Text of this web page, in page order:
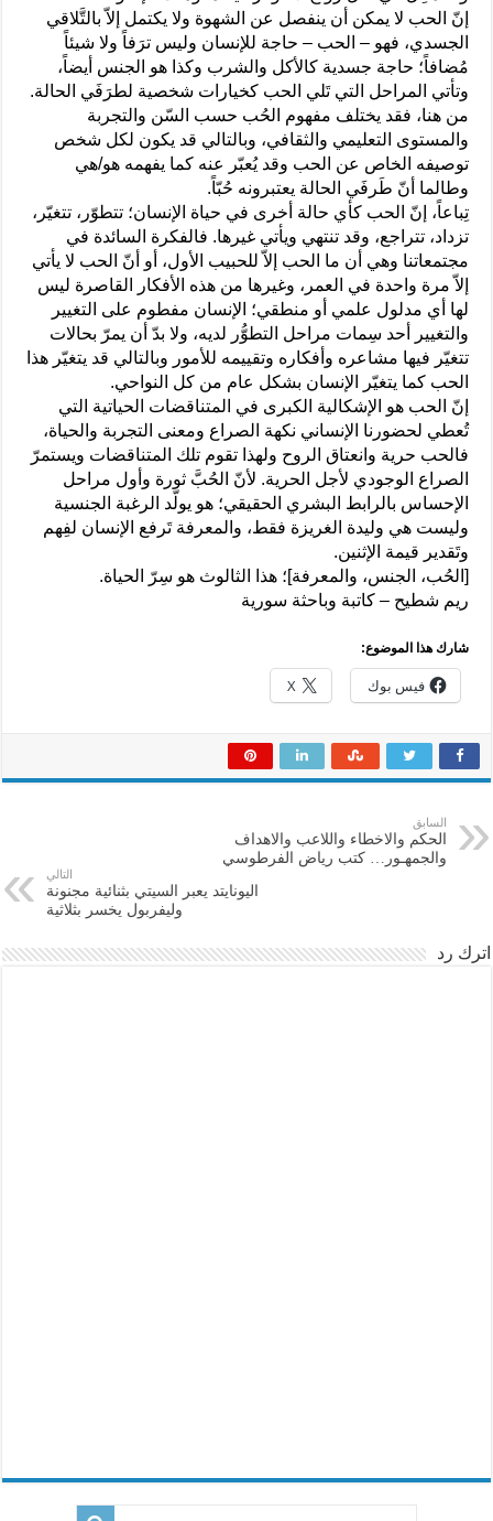
إنّ الحب لا يمكن أن ينفصل عن الشهوة ولا يكتمل إلاّ بالتَّلاقي
الجسدي، فهو – الحب – حاجة للإنسان وليس ترَفاً ولا شيئاً
مُضافاً؛ حاجة جسدية كالأكل والشرب وكذا هو الجنس أيضاً،
وتأتي المراحل التي تَلي الحب كخيارات شخصية لطرَفَي الحالة.
من هنا، فقد يختلف مفهوم الحُب حسب السّن والتجربة
والمستوى التعليمي والثقافي، وبالتالي قد يكون لكل شخص
توصيفه الخاص عن الحب وقد يُعبّر عنه كما يفهمه هو/هي
وطالما أنّ طَرفَي الحالة يعتبرونه حُبّاً.
تِباعاً، إنّ الحب كأي حالة أخرى في حياة الإنسان؛ تتطوّر، تتغيّر،
تزداد، تتراجع، وقد تنتهي ويأتي غيرها. فالفكرة السائدة في
مجتمعاتنا وهي أن ما الحب إلاّ للحبيب الأول، أو أنّ الحب لا يأتي
إلاّ مرة واحدة في العمر، وغيرها من هذه الأفكار القاصرة ليس
لها أي مدلول علمي أو منطقي؛ الإنسان مفطوم على التغيير
والتغيير أحد سِمات مراحل التطوُّر لديه، ولا بدّ أن يمرّ بحالات
تتغيّر فيها مشاعره وأفكاره وتقييمه للأمور وبالتالي قد يتغيّر هذا
الحب كما يتغيّر الإنسان بشكل عام من كل النواحي.
إنّ الحب هو الإشكالية الكبرى في المتناقضات الحياتية التي
تُعطي لحضورنا الإنساني نكهة الصراع ومعنى التجربة والحياة،
فالحب حرية وانعتاق الروح ولهذا تقوم تلك المتناقضات ويستمرّ
الصراع الوجودي لأجل الحرية. لأنّ الحُبَّ ثورة وأول مراحل
الإحساس بالرابط البشري الحقيقي؛ هو يولّد الرغبة الجنسية
وليست هي وليدة الغريزة فقط، والمعرفة تَرفع الإنسان لفِهم
وتَقدير قيمة الإثنين.
[الحُب، الجنس، والمعرفة]؛ هذا الثالوث هو سِرّ الحياة.
ريم شطيح – كاتبة وباحثة سورية
شارك هذا الموضوع:
فيس بوك X
السابق
الحكم والاخطاء واللاعب والاهداف
والجمهـور… كتب رياض الفرطوسي
التالي
اليونايتد يعبر السيتي بثنائية مجنونة
وليفربول يخسر بثلاثية
اترك رد